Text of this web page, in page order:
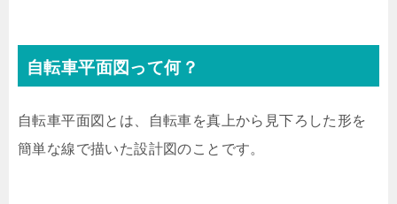
自転車平面図って何？
自転車平面図とは、自転車を真上から見下ろした形を
簡単な線で描いた設計図のことです。